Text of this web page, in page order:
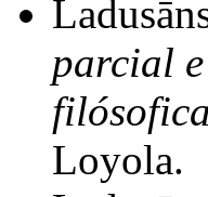
parcial
Loyola.